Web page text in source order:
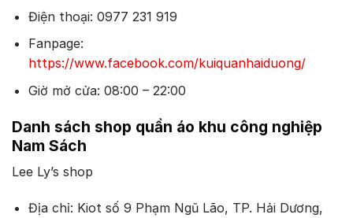
Điện thoại: 0977 231 919
Fanpage:
https://www.facebook.com/kuiquanhaiduong/
Giờ mở cửa: 08:00 – 22:00
Danh sách shop quần áo khu công nghiệp
Nam Sách
Lee Ly’s shop
Địa chỉ: Kiot số 9 Phạm Ngũ Lão, TP. Hải Dương,